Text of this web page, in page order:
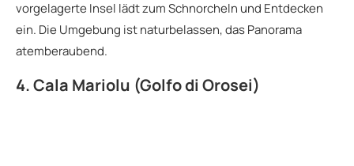
vorgelagerte Insel lädt zum Schnorcheln und Entdecken
ein. Die Umgebung ist naturbelassen, das Panorama
atemberaubend.
4. Cala Mariolu (Golfo di Orosei)